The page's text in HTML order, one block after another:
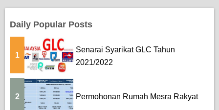
Daily Popular Posts
1
Senarai Syarikat GLC Tahun
2021/2022
2 Permohonan Rumah Mesra Rakyat